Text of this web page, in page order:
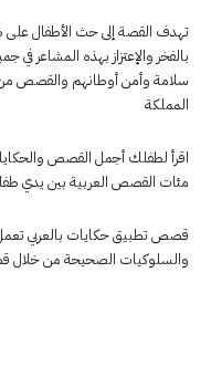
تهدف القصة إلى حث الأطفال
بالفخر والإعتزاز بهذه المشاعر
سلامة وأمن أوطانهم والقصص
المملكة
اقرأ لطفلك أجمل القصص
مئات القصص العربية بين يدي
قصص تطبيق حكايات بالعربي
والسلوكيات الصحيحة من خلال